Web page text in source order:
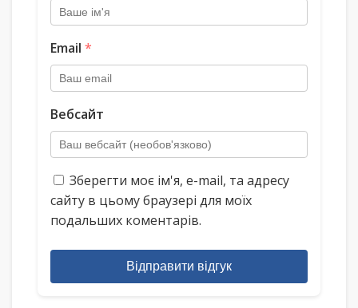
Email *
Вебсайт
Зберегти моє ім'я, e-mail, та адресу
сайту в цьому браузері для моїх
подальших коментарів.
Відправити відгук